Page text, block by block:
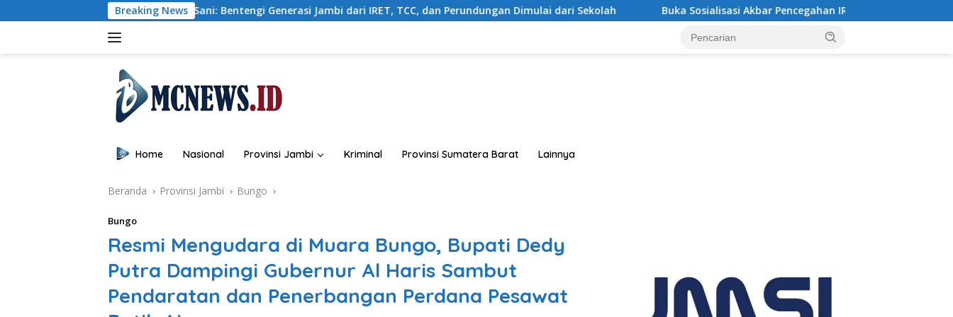
ke
Breaking News
Wagub Sani: Bentengi Generasi Jambi dari IRET, TCC, dan Perundungan Dimulai dari Sekolah Buka Sosialisasi Akbar Pencegahan IRET, TCC, Perundungan, dan Bahaya Narkoba di
Home Nasional Provinsi Jambi Kriminal Provinsi Sumatera Barat Lainnya
Beranda Provinsi Jambi Bungo
Bungo
Resmi Mengudara di Muara Bungo, Bupati Dedy
Putra Dampingi Gubernur Al Haris Sambut
Pendaratan dan Penerbangan Perdana Pesawat